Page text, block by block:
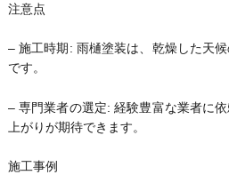
注意点
– 施工時期: 雨樋塗装は、乾燥した天
です。
– 専門業者の選定: 経験豊富な業者に
上がりが期待できます。
施工事例